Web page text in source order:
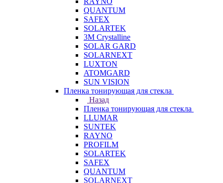
QUANTUM
SAFEX
SOLARTEK
3M Crystalline
SOLAR GARD
SOLARNEXT
LUXTON
ATOMGARD
SUN VISION
Пленка тонирующая для стекла
Назад
Пленка тонирующая для стекла
LLUMAR
SUNTEK
RAYNO
PROFILM
SOLARTEK
SAFEX
QUANTUM
SOLARNEXT